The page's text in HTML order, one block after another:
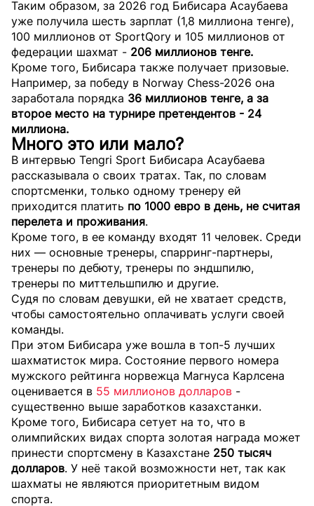
Таким образом, за 2026 год Бибисара Асаубаева
уже получила шесть зарплат (1,8 миллиона тенге),
100 миллионов от SportQory и 105 миллионов от
федерации шахмат - 206 миллионов тенге.
Кроме того, Бибисара также получает призовые.
Например, за победу в Norway Chess-2026 она
заработала порядка 36 миллионов тенге, а за
второе место на турнире претендентов - 24
миллиона.
Много это или мало?
В интервью Tengri Sport Бибисара Асаубаева
рассказывала о своих тратах. Так, по словам
спортсменки, только одному тренеру ей
приходится платить по 1000 евро в день, не считая
перелета и проживания.
Кроме того, в ее команду входят 11 человек. Среди
них — основные тренеры, спарринг-партнеры,
тренеры по дебюту, тренеры по эндшпилю,
тренеры по миттельшпилю и другие.
Судя по словам девушки, ей не хватает средств,
чтобы самостоятельно оплачивать услуги своей
команды.
При этом Бибисара уже вошла в топ-5 лучших
шахматисток мира. Состояние первого номера
мужского рейтинга норвежца Магнуса Карлсена
оценивается в 55 миллионов долларов -
существенно выше заработков казахстанки.
Кроме того, Бибисара сетует на то, что в
олимпийских видах спорта золотая награда может
принести спортсмену в Казахстане 250 тысяч
долларов. У неё такой возможности нет, так как
шахматы не являются приоритетным видом
спорта.